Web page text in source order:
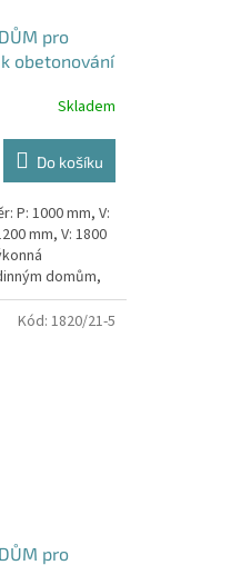
pro
obetonování
Skladem
Do košíku
P: 1000 mm, V:
mm, V: 1800
domům,
pro
Kód: 1820/21-5